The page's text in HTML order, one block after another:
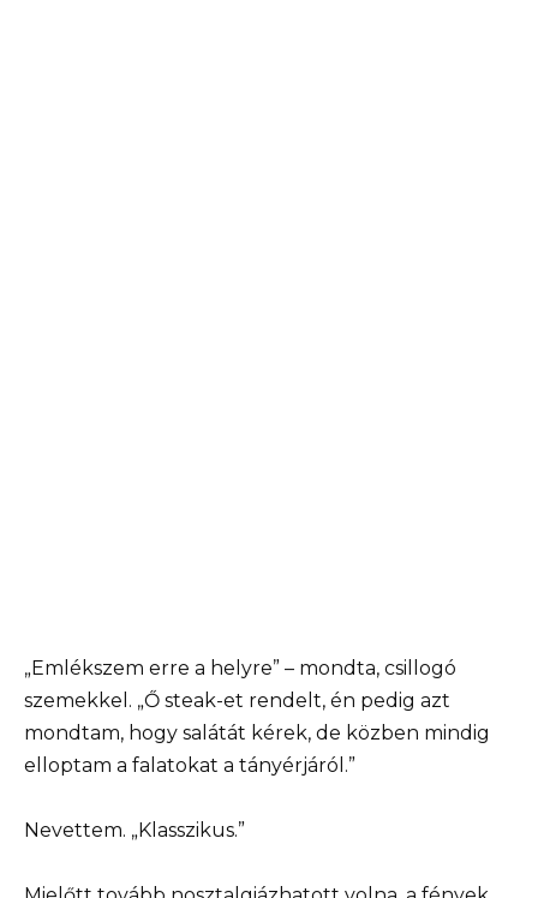
„Emlékszem erre a helyre” – mondta, csillogó
szemekkel. „Ő steak-et rendelt, én pedig azt
mondtam, hogy salátát kérek, de közben mindig
elloptam a falatokat a tányérjáról.”
Nevettem. „Klasszikus.”